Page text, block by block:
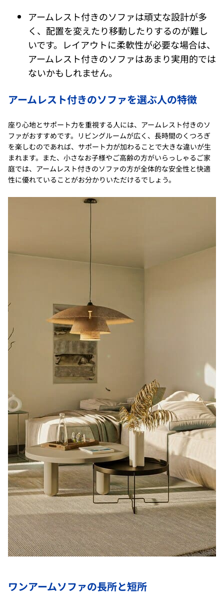
アームレスト付きのソファは頑丈な設計が多
く、配置を変えたり移動したりするのが難し
いです。レイアウトに柔軟性が必要な場合は、
アームレスト付きのソファはあまり実用的では
ないかもしれません。
アームレスト付きのソファを選ぶ人の特徴
座り心地とサポート力を重視する人には、アームレスト付きのソ
ファがおすすめです。リビングルームが広く、長時間のくつろぎ
を楽しむのであれば、サポート力が加わることで大きな違いが生
まれます。また、小さなお子様やご高齢の方がいらっしゃるご家
庭では、アームレスト付きのソファの方が全体的な安全性と快適
性に優れていることがお分かりいただけるでしょう。
ワンアームソファの長所と短所